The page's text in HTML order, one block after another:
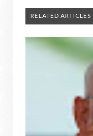
RELATED ARTICLES